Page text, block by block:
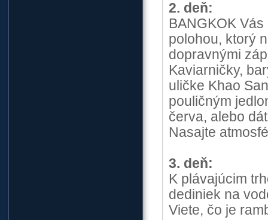
2. deň:
BANGKOK
polohou, ktorý
dopravnými
Kaviarničky,
uličke Khao
pouličným
červa, alebo
Nasajte
3. deň:
K plávajúcim
dediniek na
Viete, čo je